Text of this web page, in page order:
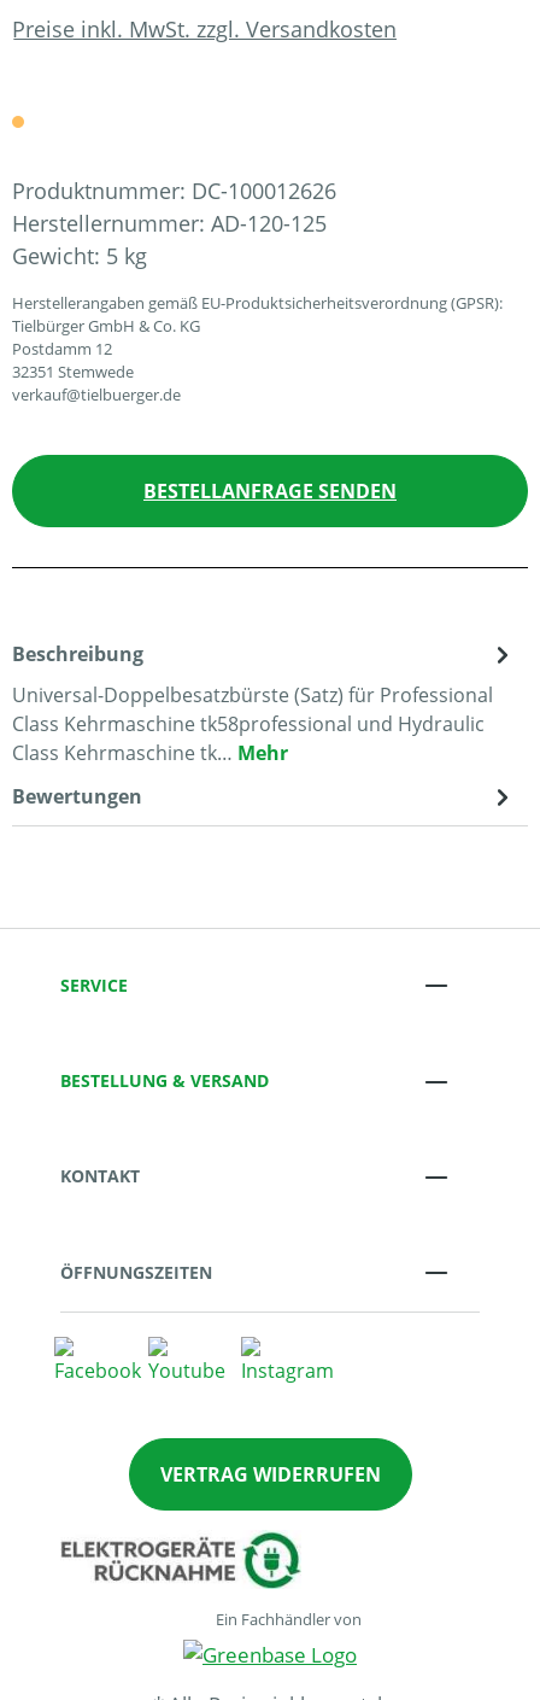
Preise inkl. MwSt. zzgl. Versandkosten
Produktnummer: DC-100012626
Herstellernummer: AD-120-125
Gewicht: 5 kg
Herstellerangaben gemäß EU-Produktsicherheitsverordnung (GPSR):
Tielbürger GmbH & Co. KG
Postdamm 12
32351 Stemwede
verkauf@tielbuerger.de
BESTELLANFRAGE SENDEN
Beschreibung
Universal-Doppelbesatzbürste (Satz) für Professional
Class Kehrmaschine tk58professional und Hydraulic
Class Kehrmaschine tk… Mehr
Bewertungen
SERVICE
BESTELLUNG & VERSAND
KONTAKT
ÖFFNUNGSZEITEN
VERTRAG WIDERRUFEN
Ein Fachhändler von